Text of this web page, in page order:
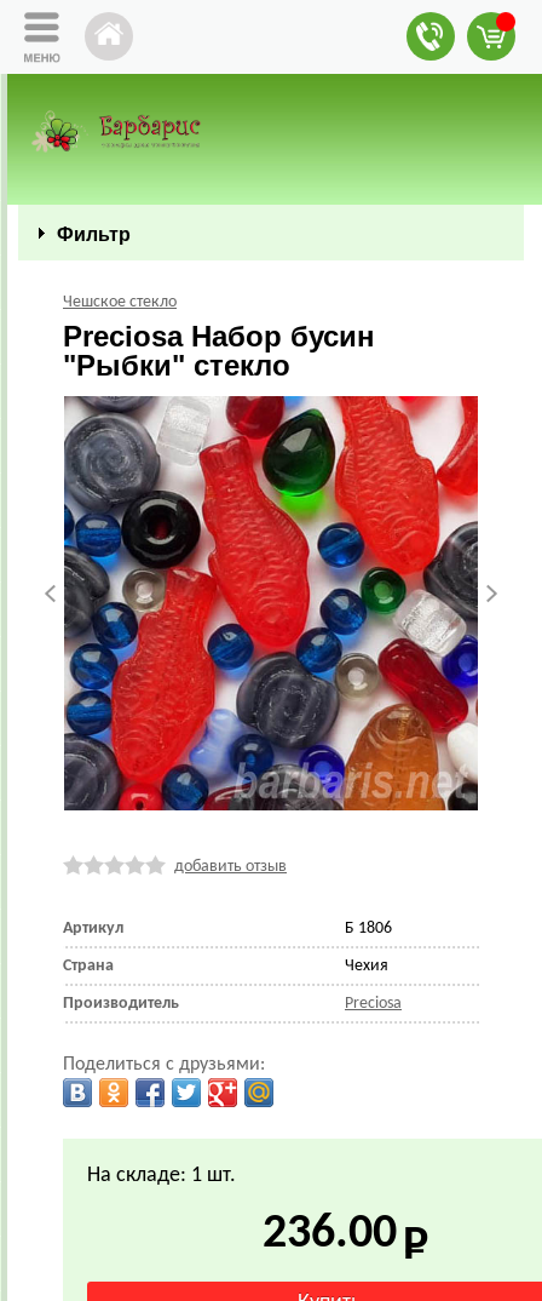
Фильтр
Чешское стекло
Preciosa Набор бусин
"Рыбки" стекло
добавить отзыв
Артикул Б 1806
Страна Чехия
Производитель Preciosa
Поделиться с друзьями:
На складе: 1 шт.
236.00